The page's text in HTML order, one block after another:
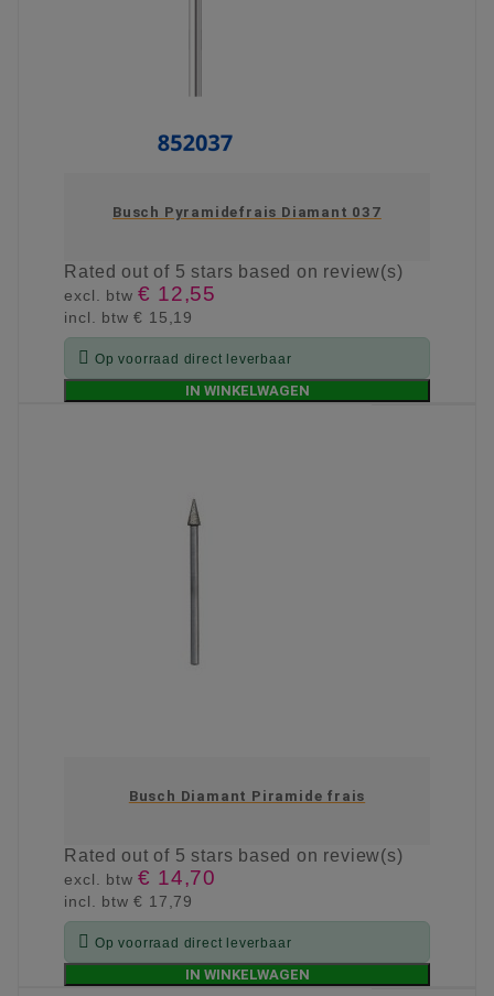
Busch Pyramidefrais Diamant 037
Ratedout of 5 stars based on review(s)
excl. btw€ 12,55
incl. btw€ 15,19
 Op voorraad direct leverbaar
IN WINKELWAGEN
Busch Diamant Piramide frais
Ratedout of 5 stars based on review(s)
excl. btw€ 14,70
incl. btw€ 17,79
 Op voorraad direct leverbaar
IN WINKELWAGEN